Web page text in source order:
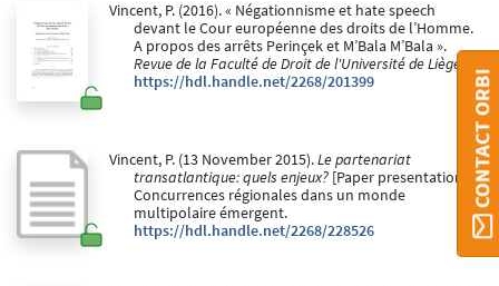
Vincent, P. (2016). « Négationnisme et hate speech
devant le Cour européenne des droits de l’Homme.
A propos des arrêts Perinçek et M’Bala M’Bala ».
Revue de la Faculté de Droit de l'Université de Liège, 2
https://hdl.handle.net/2268/201399
Vincent, P. (13 November 2015).Le partenariat
transatlantique: quels enjeux? [Paper presentation].
Concurrences régionales dans un monde
multipolaire émergent.
https://hdl.handle.net/2268/228526
CONTACT ORBI